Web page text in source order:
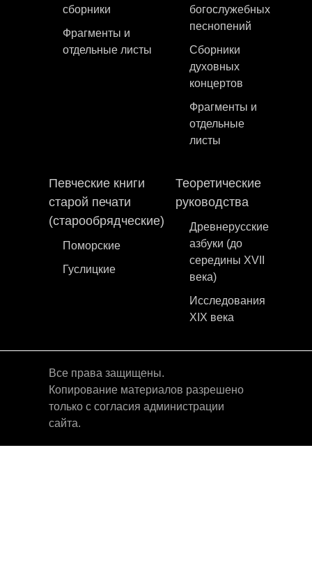
сборники
Фрагменты и
отдельные листы
богослужебных
песнопений
Сборники
духовных
концертов
Фрагменты и
отдельные
листы
Певческие книги
старой печати
(старообрядческие)
Поморские
Гуслицкие
Теоретические
руководства
Древнерусские
азбуки (до
середины XVII
века)
Исследования
XIX века
Все права защищены.
Копирование материалов разрешено
только с согласия администрации
сайта.